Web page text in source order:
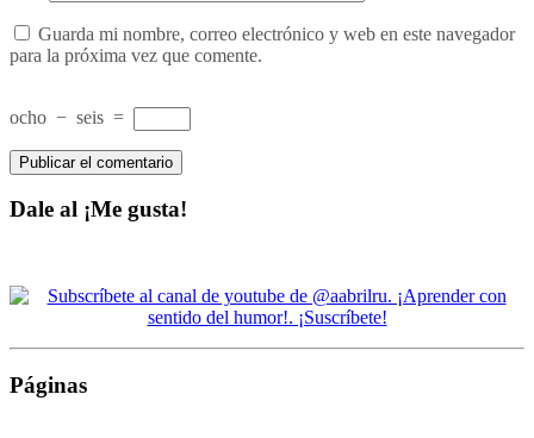
Guarda mi nombre, correo electrónico y web en este navegador
para la próxima vez que comente.
ocho − seis =
Dale al ¡Me gusta!
Páginas